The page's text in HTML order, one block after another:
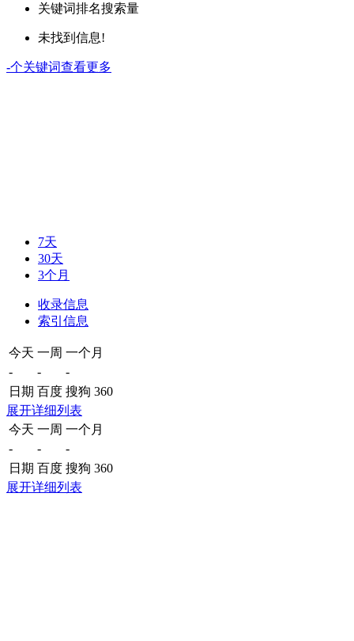
关键词排名搜索量
未找到信息!
-个关键词查看更多
7天
30天
3个月
收录信息
索引信息
今天 一周 一个月
-
-
-
日期 百度 搜狗 360
展开详细列表
今天 一周 一个月
-
-
-
日期 百度 搜狗 360
展开详细列表